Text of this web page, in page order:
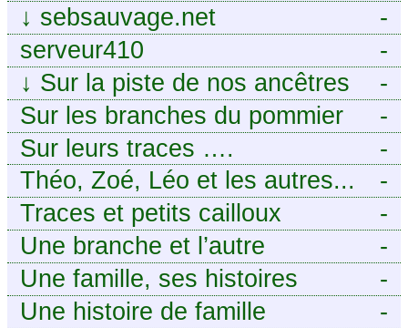
-
↓ sebsauvage.net
-
serveur410
-
↓ Sur la piste de nos ancêtres
en Périgord.
-
Sur les branches du pommier
-
Sur leurs traces ….
-
Théo, Zoé, Léo et les autres...
-
Traces et petits cailloux
-
Une branche et l’autre
-
Une famille, ses histoires
-
Une histoire de famille